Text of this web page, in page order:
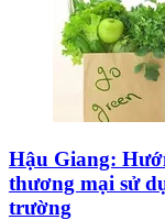
Hậu Giang:
thương mại sử
trường